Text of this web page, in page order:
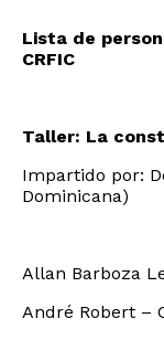
Lista de
CRFIC
Taller: La
Impartido por:
Dominicana)
Allan Barboza
André Robert –